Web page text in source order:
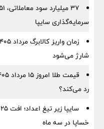
سرمایه‌گذاری سایپا
شارژ می‌شود
رد می‌کند؟
خساپا در سه ماه